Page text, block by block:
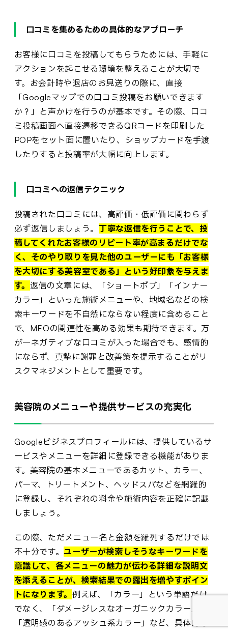
口コミを集めるための具体的なアプローチ
お客様に口コミを投稿してもらうためには、手軽に
アクションを起こせる環境を整えることが大切で
す。お会計時や退店のお見送りの際に、直接
「Googleマップでの口コミ投稿をお願いできます
か？」と声かけを行うのが基本です。その際、口コ
ミ投稿画面へ直接遷移できるQRコードを印刷した
POPをセット面に置いたり、ショップカードを手渡
したりすると投稿率が大幅に向上します。
口コミへの返信テクニック
投稿された口コミには、高評価・低評価に関わらず
必ず返信しましょう。 丁寧な返信を行うことで、投
稿してくれたお客様のリピート率が高まるだけでな
く、そのやり取りを見た他のユーザーにも「お客様
を大切にする美容室である」という好印象を与えま
す。 返信の文章には、「ショートボブ」「インナー
カラー」といった施術メニューや、地域名などの検
索キーワードを不自然にならない程度に含めること
で、MEOの関連性を高める効果も期待できます。万
が一ネガティブな口コミが入った場合でも、感情的
にならず、真摯に謝罪と改善策を提示することがリ
スクマネジメントとして重要です。
美容院のメニューや提供サービスの充実化
Googleビジネスプロフィールには、提供しているサ
ービスやメニューを詳細に登録できる機能がありま
す。美容院の基本メニューであるカット、カラー、
パーマ、トリートメント、ヘッドスパなどを網羅的
に登録し、それぞれの料金や施術内容を正確に記載
しましょう。
この際、ただメニュー名と金額を羅列するだけでは
不十分です。 ユーザーが検索しそうなキーワードを
意識して、各メニューの魅力が伝わる詳細な説明文
を添えることが、検索結果での露出を増やすポイン
トになります。例えば、「カラー」という単語だけ
でなく、「ダメージレスなオーガニックカラー」や
「透明感のあるアッシュ系カラー」など、具体的な